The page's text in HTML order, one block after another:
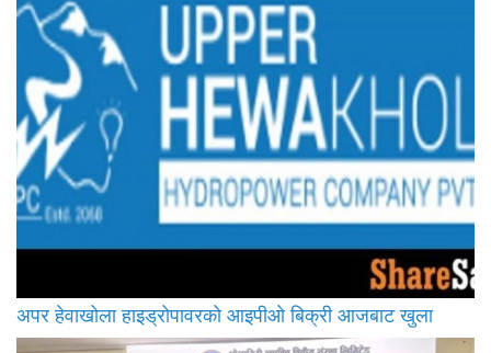
अपर हेवाखोला हाइड्रोपावरको आइपीओ बिक्री आजबाट खुला